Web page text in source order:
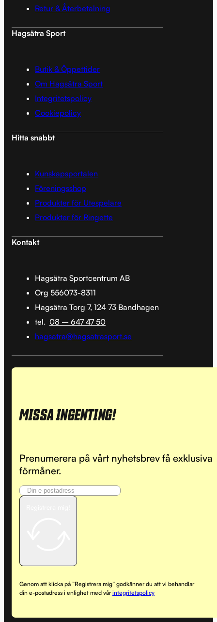
Retur & Återbetalning
Hagsätra Sport
Butik & Öppettider
Om Hagsätra Sport
Integritetspolicy
Cookiepolicy
Hitta snabbt
Kunskapsportalen
Föreningsshop
Produkter för Utespelare
Produkter för Ringette
Kontakt
Hagsätra Sportcentrum AB
Org 556073-8311
Hagsätra Torg 7, 124 73 Bandhagen
tel. 08 – 647 47 50
hagsatra@hagsatrasport.se
MISSA INGENTING!
Prenumerera på vårt nyhetsbrev få exklusiva
förmåner.
Genom att klicka på ”Registrera mig” godkänner du att vi behandlar
din e-postadress i enlighet med vårintegritetspolicy